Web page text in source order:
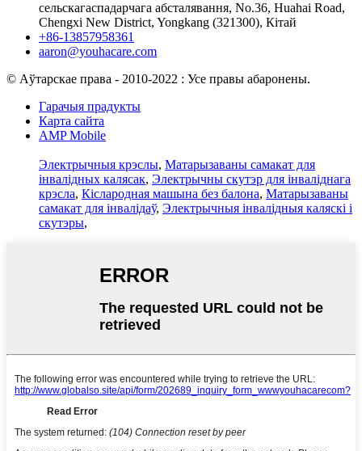
сельскагаспадарчага абсталявання, No.36, Huahai Road,
Chengxi New District, Yongkang (321300), Кітай
+86-13857958361
aaron@youhacare.com
© Аўтарскае права - 2010-2022 : Усе правы абаронены.
Гарачыя прадукты
Карта сайта
AMP Mobile
Электрычныя крэслы, Матарызаваны самакат для
інвалідных калясак, Электрычны скутэр для інваліднага
крэсла, Кіслародная машына без балона, Матарызаваны
самакат для інвалідаў, Электрычныя інвалідныя каляскі і
скутэры,